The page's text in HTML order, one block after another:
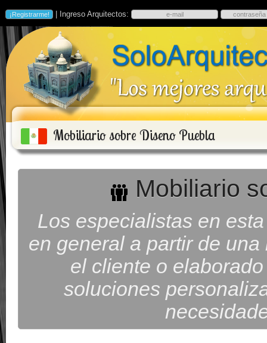
| Ingreso Arquitectos:
Mobiliario sobre Diseno Puebla
Mobiliario
Los especialistas en
en general a partir de
el cliente o
soluciones